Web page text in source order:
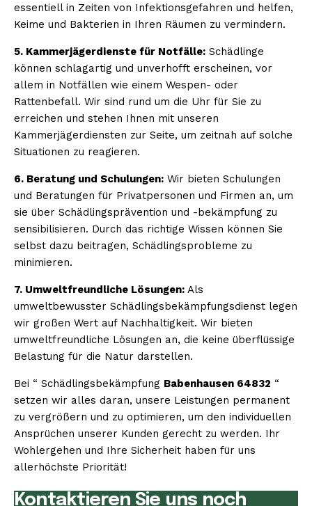
essentiell in Zeiten von Infektionsgefahren und helfen,
Keime und Bakterien in Ihren Räumen zu vermindern.
5. Kammerjägerdienste für Notfälle: Schädlinge
können schlagartig und unverhofft erscheinen, vor
allem in Notfällen wie einem Wespen- oder
Rattenbefall. Wir sind rund um die Uhr für Sie zu
erreichen und stehen Ihnen mit unseren
Kammerjägerdiensten zur Seite, um zeitnah auf solche
Situationen zu reagieren.
6. Beratung und Schulungen: Wir bieten Schulungen
und Beratungen für Privatpersonen und Firmen an, um
sie über Schädlingsprävention und -bekämpfung zu
sensibilisieren. Durch das richtige Wissen können Sie
selbst dazu beitragen, Schädlingsprobleme zu
minimieren.
7. Umweltfreundliche Lösungen: Als
umweltbewusster Schädlingsbekämpfungsdienst legen
wir großen Wert auf Nachhaltigkeit. Wir bieten
umweltfreundliche Lösungen an, die keine überflüssige
Belastung für die Natur darstellen.
Bei “ Schädlingsbekämpfung Babenhausen 64832 “
setzen wir alles daran, unsere Leistungen permanent
zu vergrößern und zu optimieren, um den individuellen
Ansprüchen unserer Kunden gerecht zu werden. Ihr
Wohlergehen und Ihre Sicherheit haben für uns
allerhöchste Priorität!
Kontaktieren Sie uns noch